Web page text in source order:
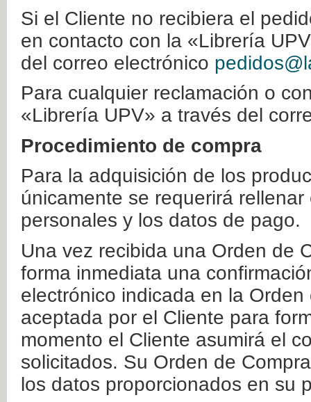
Si el Cliente no recibiera el
en contacto con la «Librería
del correo electrónico
Para cualquier reclamación o
«Librería UPV» a través del
Procedimiento de compra
Para la adquisición de los
únicamente se requerirá
personales y los datos de pago.
Una vez recibida una Orden de
forma inmediata una
electrónico indicada en la
aceptada por el Cliente para
momento el Cliente asumirá el
solicitados. Su Orden de
los datos proporcionados en su